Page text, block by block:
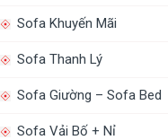
Sofa Khuyến Mãi
Sofa Thanh Lý
Sofa Giường – Sofa Bed
Sofa Vải Bố + Nỉ